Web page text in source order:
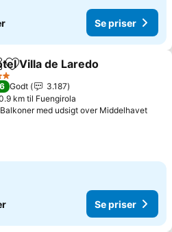
Se priser
Føj til favoritter
Villa de Laredo
Godt
3.187
km til Fuengirola
Balkoner med udsigt over Middelhavet
Se priser